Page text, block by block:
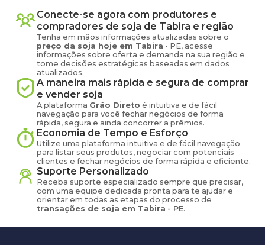
Conecte-se agora com produtores e
compradores de soja de Tabira e região
Tenha em mãos informações atualizadas sobre o
preço da soja hoje em Tabira - PE, acesse
informações sobre oferta e demanda na sua região e
tome decisões estratégicas baseadas em dados
atualizados.
A maneira mais rápida e segura de comprar
e vender soja
A plataforma Grão Direto é intuitiva e de fácil
navegação para você fechar negócios de forma
rápida, segura e ainda concorrer a prêmios.
Economia de Tempo e Esforço
Utilize uma plataforma intuitiva e de fácil navegação
para listar seus produtos, negociar com potenciais
clientes e fechar negócios de forma rápida e eficiente.
Suporte Personalizado
Receba suporte especializado sempre que precisar,
com uma equipe dedicada pronta para te ajudar e
orientar em todas as etapas do processo de
transações de soja em Tabira - PE.